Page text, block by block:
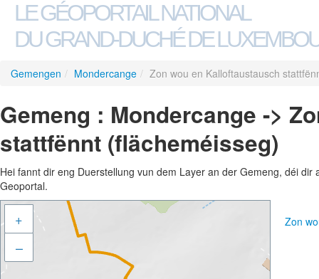
LE GÉOPORTAIL NATIONAL
DU GRAND-DUCHÉ DE
Gemengen / Mondercange / Zon wou en Kalloftaustausch
Gemeng : Mondercange ->
stattfënnt (flächeméisseg)
Hei fannt dir eng Duerstellung vun dem Layer an der Gemeng, déi
Geoportal.
+
–
Zon